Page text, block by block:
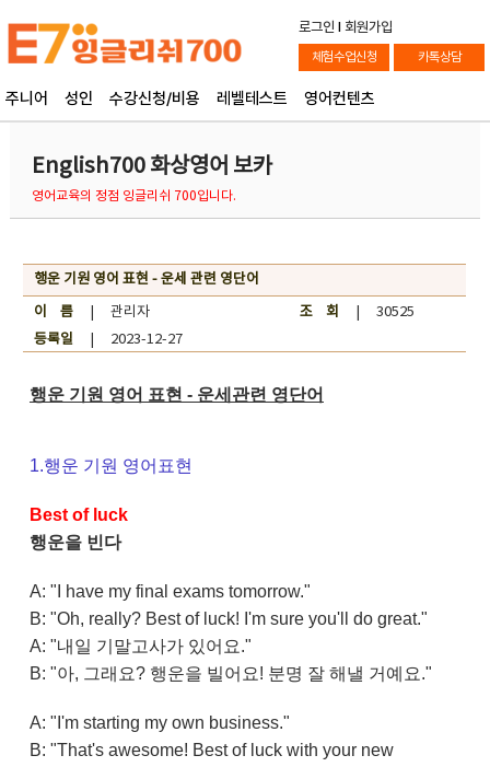
로그인 l 회원가입
체험수업신청 카톡상담
주니어 성인 수강신청/비용 레벨테스트 영어컨텐츠
English700 화상영어 보카
영어교육의 정점 잉글리쉬 700입니다.
행운 기원 영어 표현 - 운세 관련 영단어
이 름| 관리자 조 회
| 30525
등록일| 2023-12-27
행운 기원 영어 표현 - 운세관련 영단어
1.행운 기원 영어표현
Best of luck
행운을 빈다
A: "I have my final exams tomorrow."
B: "Oh, really? Best of luck! I'm sure you'll do great."
A: "내일 기말고사가 있어요."
B: "아, 그래요? 행운을 빌어요! 분명 잘 해낼 거예요."
A: "I'm starting my own business."
B: "That's awesome! Best of luck with your new